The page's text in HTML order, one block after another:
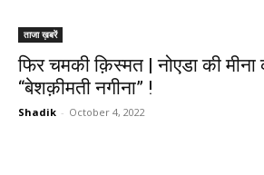
ताजा ख़बरें
फिर चमकी क़िस्मत | नोएडा की
“बेशक़ीमती नगीना” !
Shadik - October 4, 2022